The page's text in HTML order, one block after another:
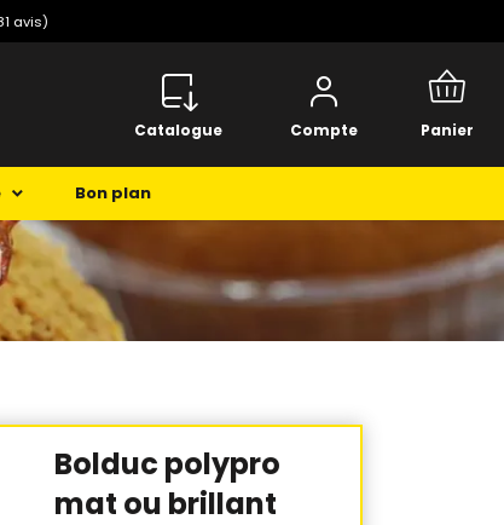
avis)
Catalogue Compte Panier
Bon plan
Bolduc polypro
mat ou brillant